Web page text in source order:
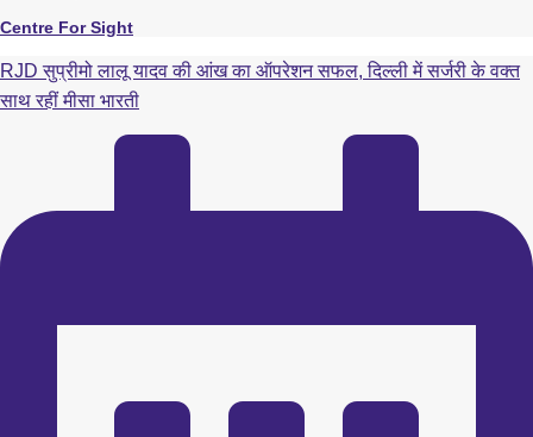
Centre For Sight
RJD सुप्रीमो लालू यादव की आंख का ऑपरेशन सफल, दिल्ली में सर्जरी के वक्त
साथ रहीं मीसा भारती